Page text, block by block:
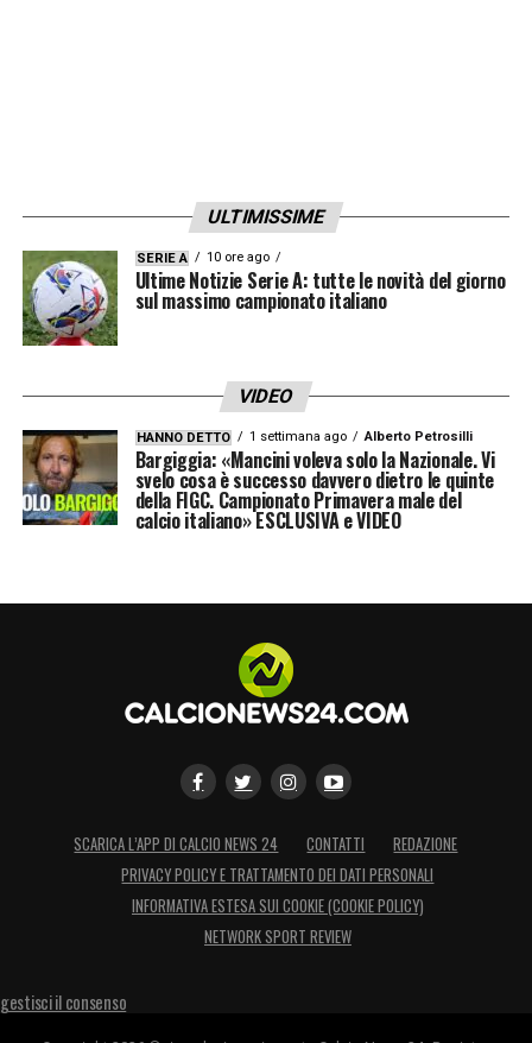
ULTIMISSIME
SERIE A 10 ore ago
Ultime Notizie Serie A: tutte le novità del giorno
sul massimo campionato italiano
VIDEO
HANNO DETTO 1 settimana ago Alberto Petrosilli
Bargiggia: «Mancini voleva solo la Nazionale. Vi
svelo cosa è successo davvero dietro le quinte
della FIGC. Campionato Primavera male del
calcio italiano» ESCLUSIVA e VIDEO
SCARICA L’APP DI CALCIO NEWS 24 CONTATTI
REDAZIONE
PRIVACY POLICY E TRATTAMENTO DEI DATI PERSONALI
INFORMATIVA ESTESA SUI COOKIE (COOKIE POLICY)
NETWORK SPORT REVIEW
gestisci il consenso